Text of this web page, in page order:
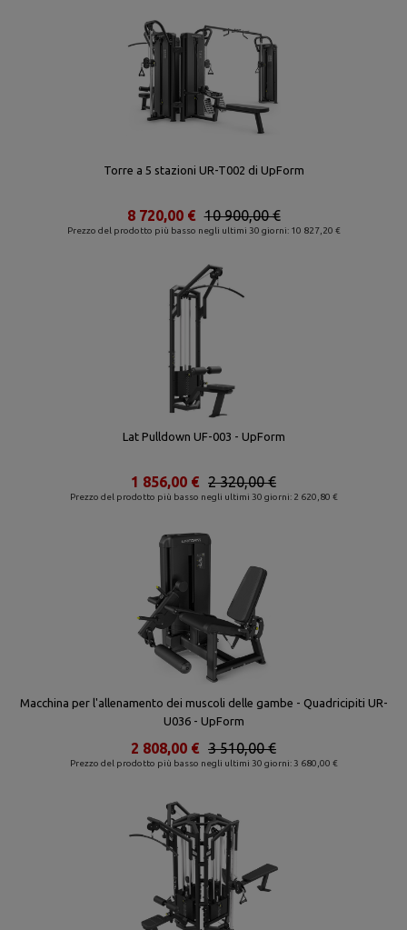
Torre a 5 stazioni UR-T002 di UpForm
Prezzo del prodotto più basso negli ultimi 30 giorni: 10 827,20 €
10 900,00 €
8 720,00 €
Lat Pulldown UF-003 - UpForm
Prezzo del prodotto più basso negli ultimi 30 giorni: 2 620,80 €
2 320,00 €
1 856,00 €
Macchina per l'allenamento dei muscoli delle gambe - Quadricipiti UR-
U036 - UpForm
Prezzo del prodotto più basso negli ultimi 30 giorni: 3 680,00 €
3 510,00 €
2 808,00 €